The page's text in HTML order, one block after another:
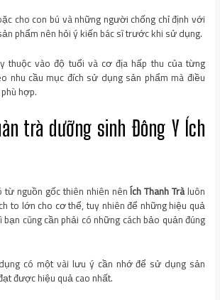
cho con bú và những người chống chỉ định với
phẩm nên hỏi ý kiến bác sĩ trước khi sử dụng.
thuộc vào độ tuổi và cơ địa hấp thu của từng
nhu cầu mục đích sử dụng sản phẩm mà điều
hợp.
trà dưỡng sinh Đông Y Ích
từ nguồn gốc thiên nhiên nênÍch Thanh Tràluôn
to lớn cho cơ thể, tuy nhiên để những hiệu quả
cũng cần phải có những cách bảo quản đúng
có một vài lưu ý cần nhớ để sử dụng sản
được hiệu quả cao nhất.